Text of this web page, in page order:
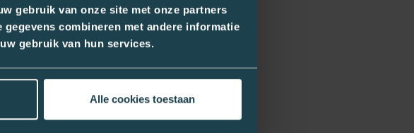
gebruik van onze site met onze partners
combineren met andere informatie
gebruik van hun services.
Alle cookies toestaan